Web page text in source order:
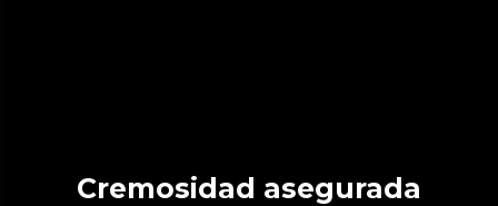
Cremosidad asegurada